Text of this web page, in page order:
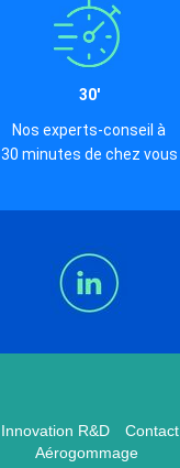
30'
Nos experts-conseil à
30 minutes de chez vous
Innovation R&D Contact
Aérogommage